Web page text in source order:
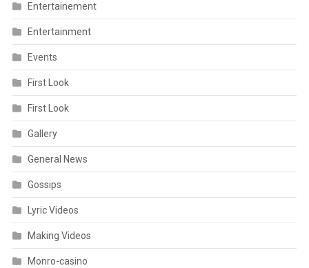
Entertainement
Entertainment
Events
First Look
First Look
Gallery
General News
Gossips
Lyric Videos
Making Videos
Monro-casino